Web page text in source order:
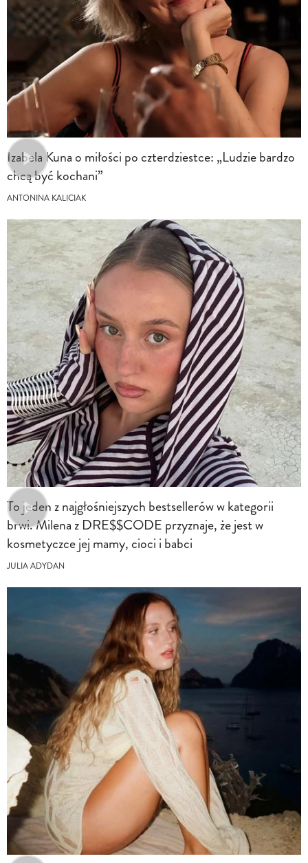
Izabela Kuna o miłości po czterdziestce: „Ludzie bardzo
chcą być kochani”
ANTONINA KALICIAK
To jeden z najgłośniejszych bestsellerów w kategorii
brwi. Milena z DRE$$CODE przyznaje, że jest w
kosmetyczce jej mamy, cioci i babci
JULIA ADYDAN